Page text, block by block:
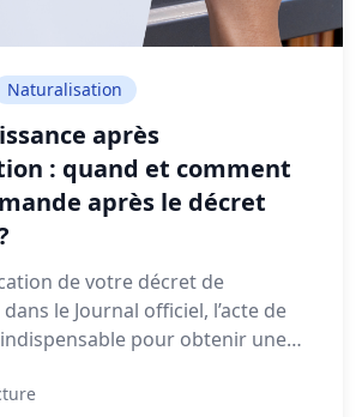
Naturalisation
après
: quand et comment
après le décret
de votre décret de
le Journal officiel, l’acte de
pour obtenir une
Voyons dans ce guide quand et